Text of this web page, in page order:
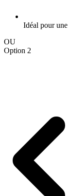
Idéal pour
OU
Option 2